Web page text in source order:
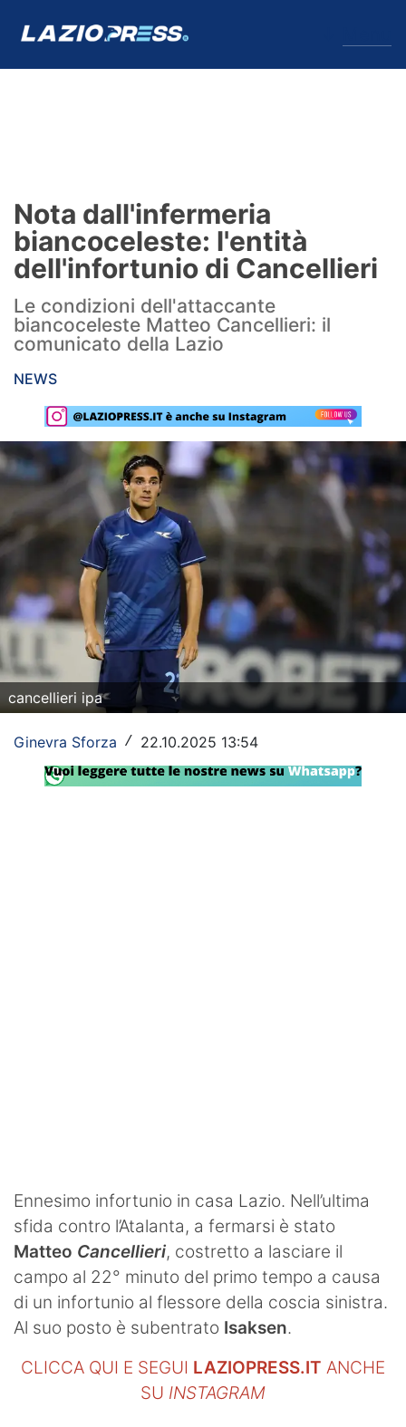
Formello
Infortuni
Primavera
Calciomercato
Lazio Women
Rassegna Lazio
Social
Calcio
Serie A
Champions League
Europa League
Altri Sport
Formula 1
Tennis
Vela
Nota dall'infermeria
biancoceleste: l'entità
dell'infortunio di Cancellieri
Le condizioni dell'attaccante
biancoceleste Matteo Cancellieri: il
comunicato della Lazio
NEWS
cancellieri ipa
Ginevra Sforza / 22.10.2025 13:54
Ennesimo infortunio in casa Lazio. Nell’ultima
sfida contro l’Atalanta, a fermarsi è stato
Matteo Cancellieri, costretto a lasciare il
campo al 22° minuto del primo tempo a causa
di un infortunio al flessore della coscia sinistra.
Al suo posto è subentrato Isaksen.
CLICCA QUI E SEGUI LAZIOPRESS.IT ANCHE
SU INSTAGRAM